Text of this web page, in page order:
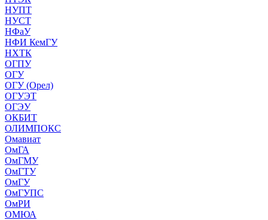
НУПТ
НУСТ
НФаУ
НФИ КемГУ
НХТК
ОГПУ
ОГУ
ОГУ (Орел)
ОГУЭТ
ОГЭУ
ОКБИТ
ОЛИМПОКС
Омавиат
ОмГА
ОмГМУ
ОмГТУ
ОмГУ
ОмГУПС
ОмРИ
ОМЮА